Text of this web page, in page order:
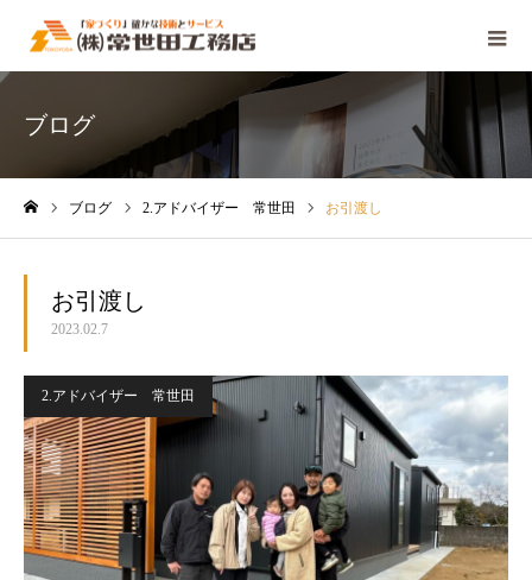
ブログ
ブログ 2.アドバイザー 常世田 お引渡し
お引渡し
2023.02.7
2.アドバイザー 常世田